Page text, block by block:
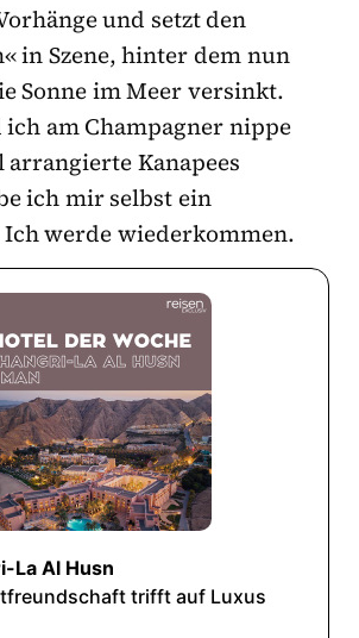
und setzt den
in Szene, hinter dem nun
Sonne im Meer versinkt.
am Champagner nippe
Kanapees
ich mir selbst ein
werde wiederkommen.